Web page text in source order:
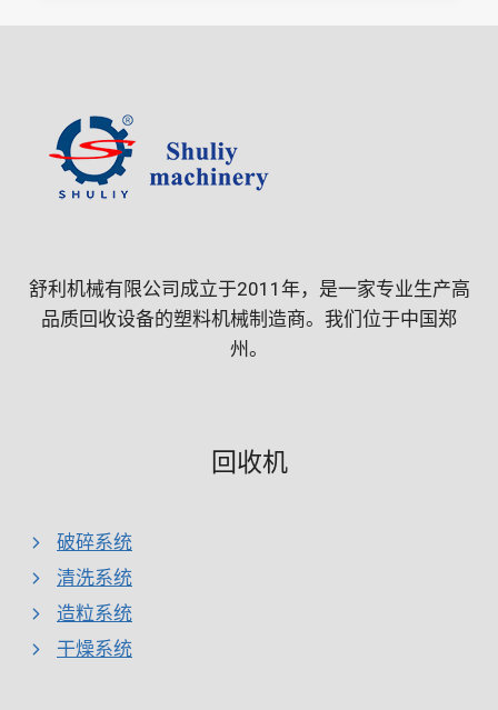
舒利机械有限公司成立于2011年，是一家专业生产高
品质回收设备的塑料机械制造商。我们位于中国郑
州。
回收机
破碎系统
清洗系统
造粒系统
干燥系统